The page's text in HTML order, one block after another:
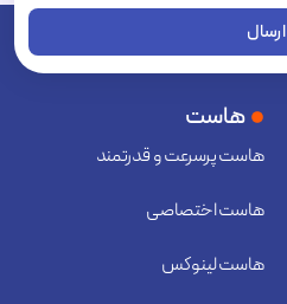
ارسال
هاست
هاست پرسرعت و قدرتمند
هاست اختصاصی
هاست لینوکس